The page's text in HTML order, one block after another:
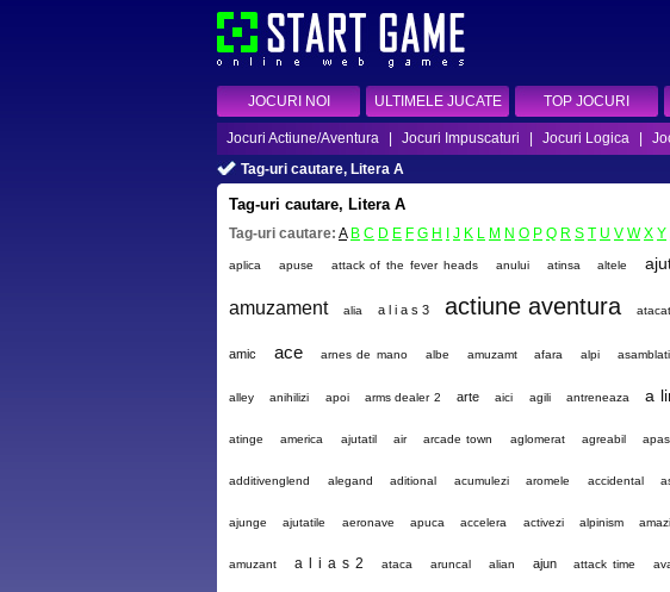
JOCURI NOI ULTIMELE JUCATE TOP JOCURI
Jocuri Actiune/Aventura Jocuri Impuscaturi Jocuri Logica
Tag-uri cautare, Litera A
Tag-uri cautare, Litera A
Tag-uri cautare: A B C D E F G H J K L M N O P Q R S T U V W X Y
aplica apuse attack of the fever heads anului atinsa altele
amuzament alia a l i a s 3 actiune aventura atacat
amic ace arnes de mano albe amuzamt afara alpi asamblati
alley anihilizi apoi arms dealer 2 arte aici agili antreneaza a
atinge america ajutatil air arcade town aglomerat agreabil
additivenglend alegand aditional acumulezi aromele accidental
ajunge ajutatile aeronave apuca accelera activezi alpinism
amuzant a l i a s 2 ataca aruncal alian ajun attack time